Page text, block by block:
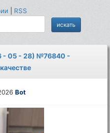
RSS
- 05 - 28) №76840 -
Bot